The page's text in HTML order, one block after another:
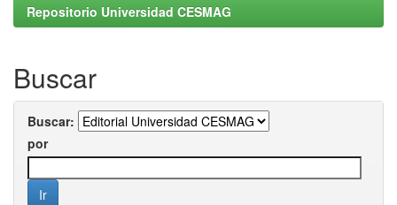
Repositorio Universidad CESMAG
Buscar
Buscar:
por